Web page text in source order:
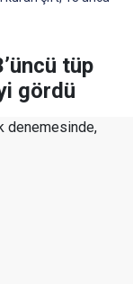
tüp
gördü